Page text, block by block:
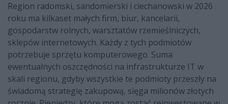
Region radomski, sandomierski i ciechanowski w 2026
roku ma kilkaset małych firm, biur, kancelarii,
gospodarstw rolnych, warsztatów rzemieślniczych,
sklepów internetowych. Każdy z tych podmiotów
potrzebuje sprzętu komputerowego. Suma
ewentualnych oszczędności na infrastrukturze IT w
skali regionu, gdyby wszystkie te podmioty przeszły na
świadomą strategię zakupową, sięga milionów złotych